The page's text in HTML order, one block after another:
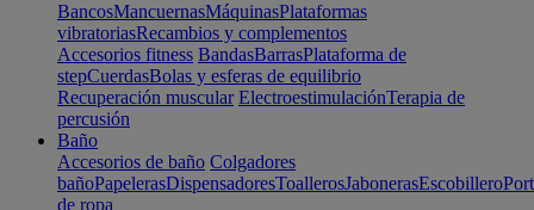
BancosMancuernasMáquinasPlataformas
vibratoriasRecambios y complementos
Accesorios fitness BandasBarrasPlataforma de
stepCuerdasBolas y esferas de equilibrio
Recuperación muscular ElectroestimulaciónTerapia de
percusión
Baño
Accesorios de baño Colgadores
bañoPapelerasDispensadoresToallerosJabonerasEscobillero
de ropa